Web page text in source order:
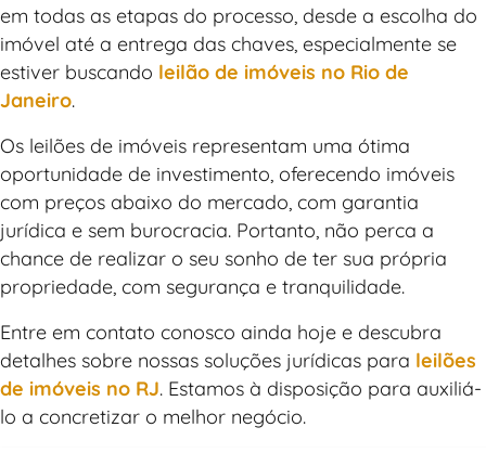
em todas as etapas do processo, desde a escolha do
imóvel até a entrega das chaves, especialmente se
estiver buscando leilão de imóveis no Rio de
Janeiro.
Os leilões de imóveis representam uma ótima
oportunidade de investimento, oferecendo imóveis
com preços abaixo do mercado, com garantia
jurídica e sem burocracia. Portanto, não perca a
chance de realizar o seu sonho de ter sua própria
propriedade, com segurança e tranquilidade.
Entre em contato conosco ainda hoje e descubra
detalhes sobre nossas soluções jurídicas para leilões
de imóveis no RJ. Estamos à disposição para auxiliá-
lo a concretizar o melhor negócio.